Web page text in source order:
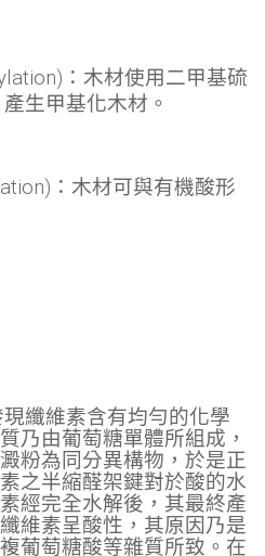
：木材使用二甲基硫
生甲基化木材。
：木材可與有機酸形
現纖維素含有均勻的化學
乃由葡萄糖單體所組成，
粉為同分異構物，於是正
之半縮醛架鍵對於酸的水
經完全水解後，其最終產
維素呈酸性，其原因乃是
葡萄糖酸等雜質所致。在